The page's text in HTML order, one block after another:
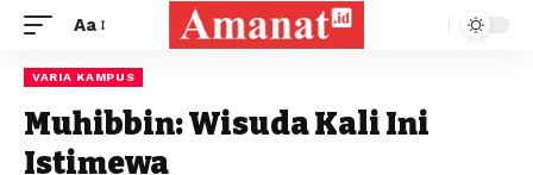
Aa
VARIA KAMPUS
Muhibbin: Wisuda Kali Ini
Istimewa